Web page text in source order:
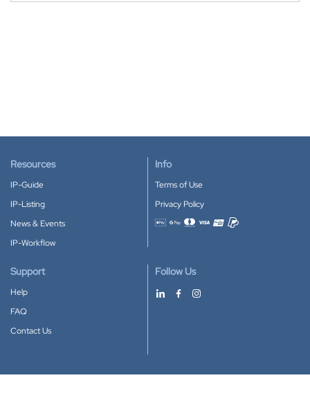
Resources
IP-Guide
IP-Listing
News & Events
IP-Workflow
Info
Terms of Use
Privacy Policy
Accepted payment methods
Support
Help
FAQ
Contact Us
Follow Us